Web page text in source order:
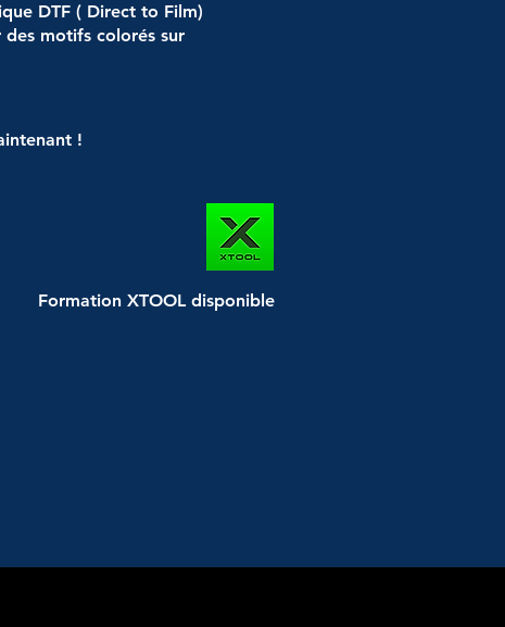
DTF ( Direct to Film)
motifs colorés sur
!
Formation XTOOL disponible